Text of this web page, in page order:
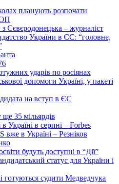
планують розпочати
ОП
з Сєвєродонецька – журналіст
України в ЄС: “головне,
ударів по росіянах
допомоги Україні, у пакеті
на вступ в ЄС
35 мільярдів
Україні в серпні – Forbes
в Україні – Резніков
будуть доступні в “Дії”
статус для України і
готуються судити Медведчука